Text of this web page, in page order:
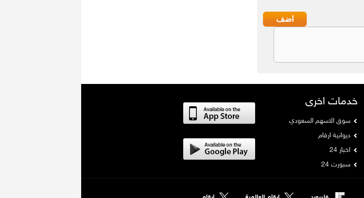
خدمات اخرى
سوق الاسهم السعودي
ديوانية ارقام
اخبار 24
سبورت 24